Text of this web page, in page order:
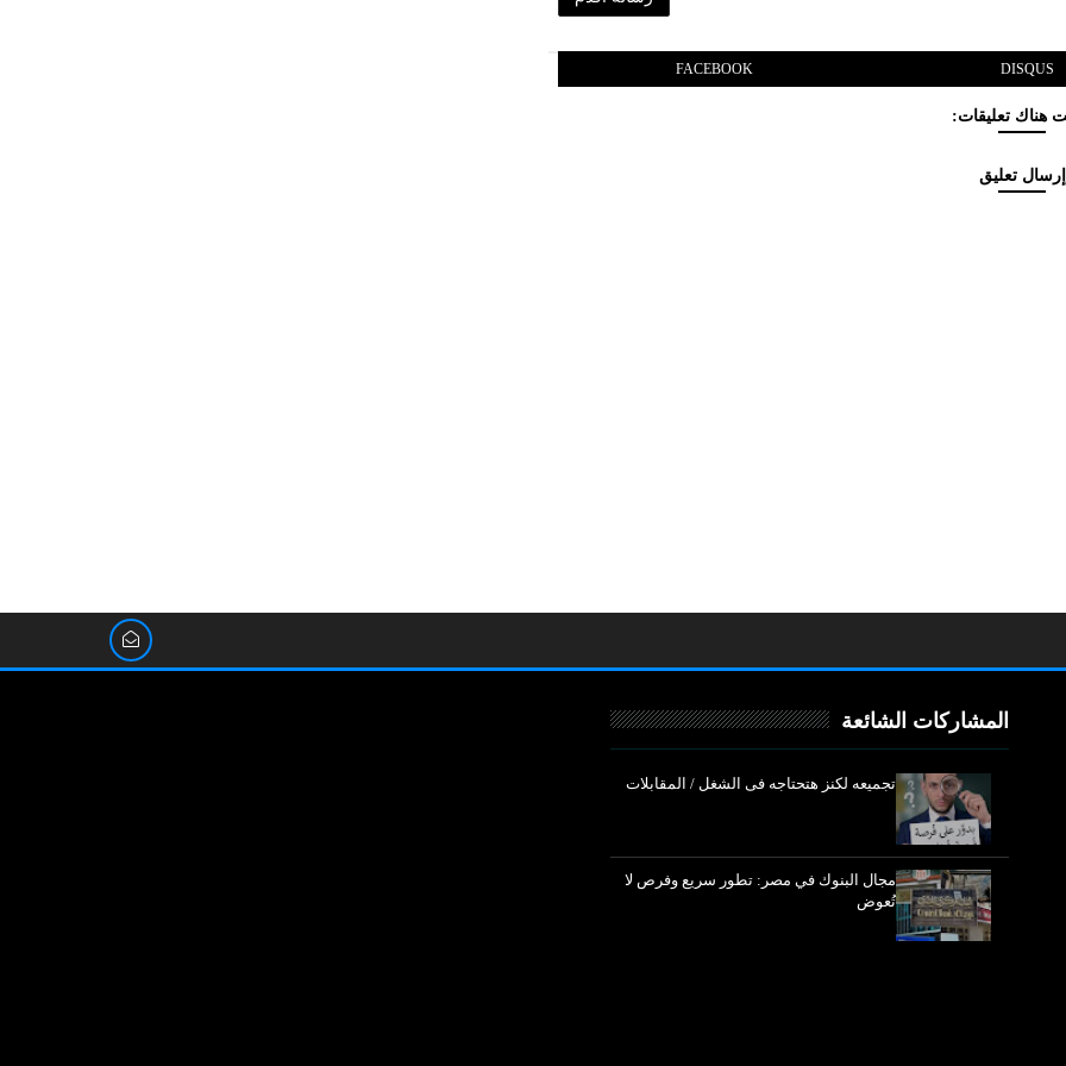
DISQUS
FACEBOOK
هناك تعليقات:
إرسال تعليق
المشاركات الشائعة
تجميعه لكنز هتحتاجه فى الشغل / المقابلات
مجال البنوك في مصر: تطور سريع وفرص لا
تُعوض